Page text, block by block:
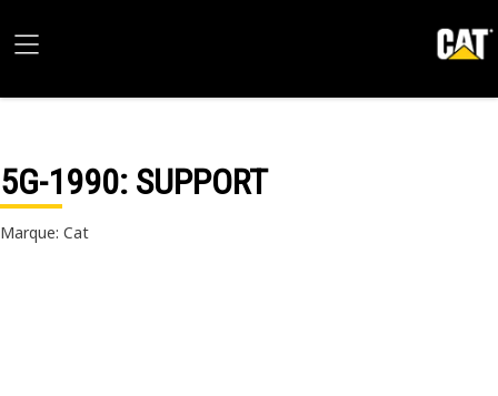
5G-1990: SUPPORT
Marque: Cat